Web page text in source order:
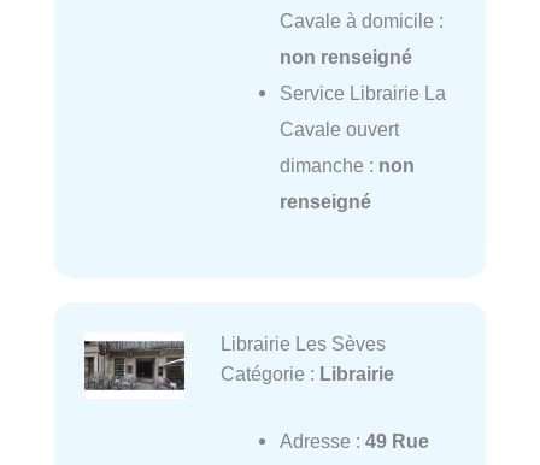
Cavale à domicile :
non renseigné
Service Librairie La
Cavale ouvert
dimanche : non
renseigné
Librairie Les Sèves
Catégorie : Librairie
Adresse : 49 Rue